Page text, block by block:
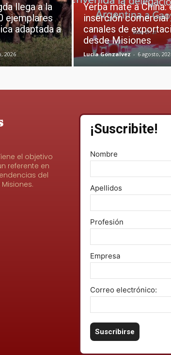
llega a la
ejemplares
adaptada a
2026
Yerba mate a China:
inserción comercial
canales de
desde Misiones
Lucia Gonzalvez - 6 agosto,
el objetivo
referente en
del
¡Suscribite!
Nombre
Apellidos
Profesión
Empresa
Correo electrónico: